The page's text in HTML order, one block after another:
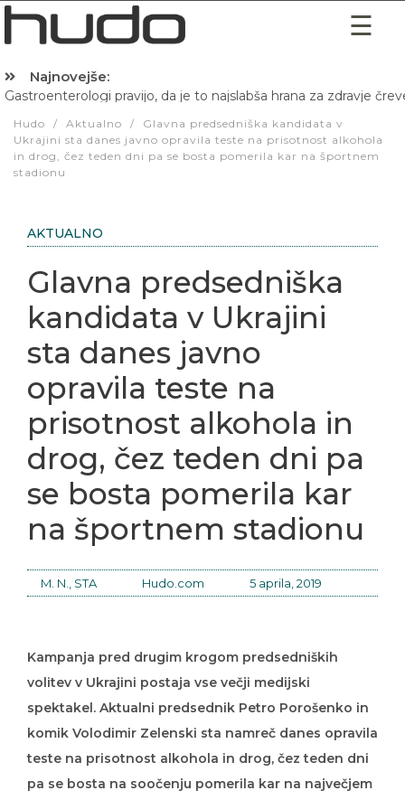
Najnovejše:
Gastroenterologi pravijo, da je to najslabša hrana za zdravje
Hudo / Aktualno /
Glavna predsedniška kandidata v
Ukrajini sta danes javno opravila teste na prisotnost alkohola
in drog, čez teden dni pa se bosta pomerila kar na športnem
stadionu
AKTUALNO
Glavna predsedniška
kandidata v Ukrajini
sta danes javno
opravila teste na
prisotnost alkohola in
drog, čez teden dni pa
se bosta pomerila kar
na športnem stadionu
M. N., STA Hudo.com 5 aprila, 2019
Kampanja pred drugim krogom predsedniških
volitev v Ukrajini postaja vse večji medijski
spektakel. Aktualni predsednik Petro Porošenko in
komik Volodimir Zelenski sta namreč danes opravila
teste na prisotnost alkohola in drog, čez teden dni
pa se bosta na soočenju pomerila kar na največjem